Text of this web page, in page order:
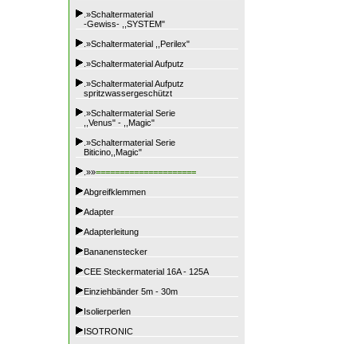
.»Schaltermaterial
-Gewiss- ,,SYSTEM"
.»Schaltermaterial ,,Perilex"
.»Schaltermaterial Aufputz
.»Schaltermaterial Aufputz
spritzwassergeschützt
.»Schaltermaterial Serie
,,Venus" - ,,Magic"
.»Schaltermaterial Serie
Biticino,,Magic"
.»»=====================
Abgreifklemmen
Adapter
Adapterleitung
Bananenstecker
CEE Steckermaterial 16A - 125A
Einziehbänder 5m - 30m
Isolierperlen
ISOTRONIC